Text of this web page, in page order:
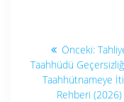
Yazı Önceki:
yazı:
Taahhüdü
Taahhütnameye
Rehberi (2026)